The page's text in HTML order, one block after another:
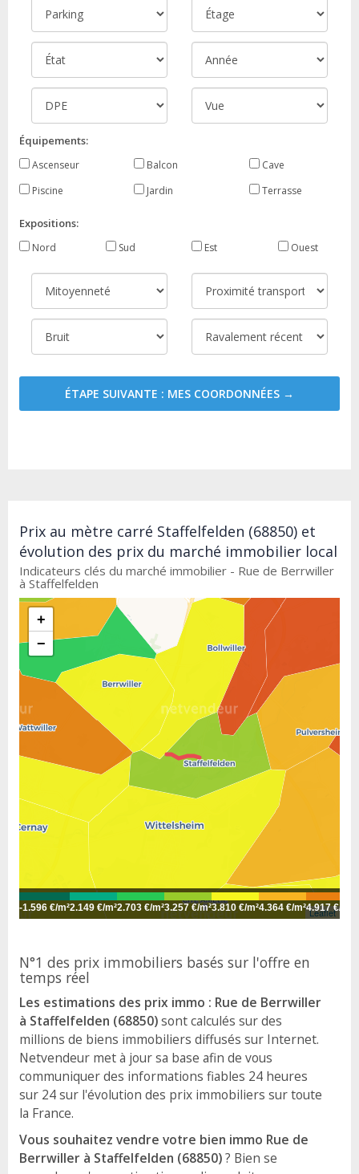
Équipements:
Ascenseur Balcon
Cave
Piscine
Jardin Terrasse
Expositions:
Nord Sud Est Ouest
ÉTAPE SUIVANTE : MES COORDONNÉES →
Prix au mètre carré Staffelfelden (68850) et
évolution des prix du marché immobilier local
Indicateurs clés du marché immobilier - Rue de Berrwiller
à Staffelfelden
+
−
Leaflet
-1.596 €/m²2.149 €/m²2.703 €/m²3.257 €/m²3.810 €/m²4.364 €/m²4.917 €/m²
N°1 des prix immobiliers basés sur l'offre en
temps réel
Les estimations des prix immo : Rue de Berrwiller
à Staffelfelden (68850)sont calculés sur des
millions de biens immobiliers diffusés sur Internet.
Netvendeur met à jour sa base afin de vous
communiquer des informations fiables 24 heures
sur 24 sur l'évolution des prix immobiliers sur toute
la France.
Vous souhaitez vendre votre bien immo Rue de
Berrwiller à Staffelfelden (68850)? Bien se